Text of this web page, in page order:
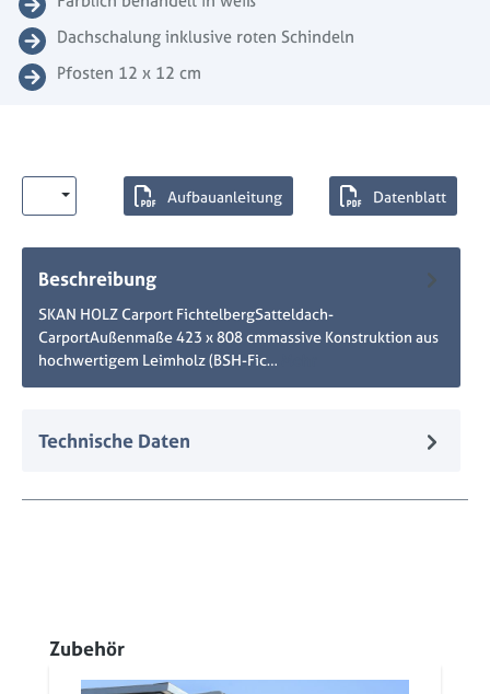
Dachschalung inklusive roten Schindeln
Pfosten 12 x 12 cm
Beschreibung
SKAN HOLZ Carport FichtelbergSatteldach-
CarportAußenmaße 423 x 808 cmmassive Konstruktion aus
hochwertigem Leimholz (BSH-Fic…
Technische Daten
Aufbauanleitung Datenblatt
Produktgalerie überspringen
Zubehör